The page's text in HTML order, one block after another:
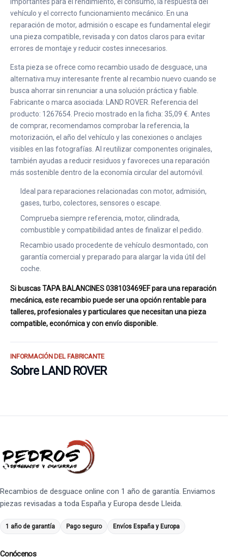
vehículo y el correcto funcionamiento mecánico. En una
reparación de motor, admisión o escape es fundamental elegir
una pieza compatible, revisada y con datos claros para evitar
errores de montaje y reducir costes innecesarios.
Esta pieza se ofrece como recambio usado de desguace, una
alternativa muy interesante frente al recambio nuevo cuando se
busca ahorrar sin renunciar a una solución práctica y fiable.
Fabricante o marca asociada: LAND ROVER. Referencia del
producto: 1267654. Precio mostrado en la ficha: 35,09 €. Antes
de comprar, recomendamos comprobar la referencia, la
motorización, el año del vehículo y las conexiones o anclajes
visibles en las fotografías. Al reutilizar componentes originales,
también ayudas a reducir residuos y favoreces una reparación
más sostenible dentro de la economía circular del automóvil.
Ideal para reparaciones relacionadas con motor, admisión,
gases, turbo, colectores, sensores o escape.
Comprueba siempre referencia, motor, cilindrada,
combustible y compatibilidad antes de finalizar el pedido.
Recambio usado procedente de vehículo desmontado, con
garantía comercial y preparado para alargar la vida útil del
coche.
Si buscas TAPA BALANCINES 038103469EF para una reparación
mecánica, este recambio puede ser una opción rentable para
talleres, profesionales y particulares que necesitan una pieza
compatible, económica y con envío disponible.
INFORMACIÓN DEL FABRICANTE
Sobre LAND ROVER
Recambios de desguace online con 1 año de garantía. Enviamos
piezas revisadas a toda España y Europa desde Lleida.
1 año de garantía Pago seguro Envíos España y Europa
Conócenos